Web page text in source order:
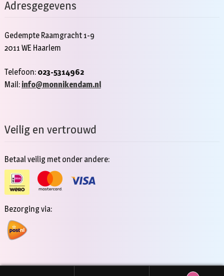
Adresgegevens
Gedempte Raamgracht 1-9
2011 WE Haarlem
Telefoon: 023-5314962
Mail: info@monnikendam.nl
Veilig en vertrouwd
Betaal veilig met onder andere:
Bezorging via: